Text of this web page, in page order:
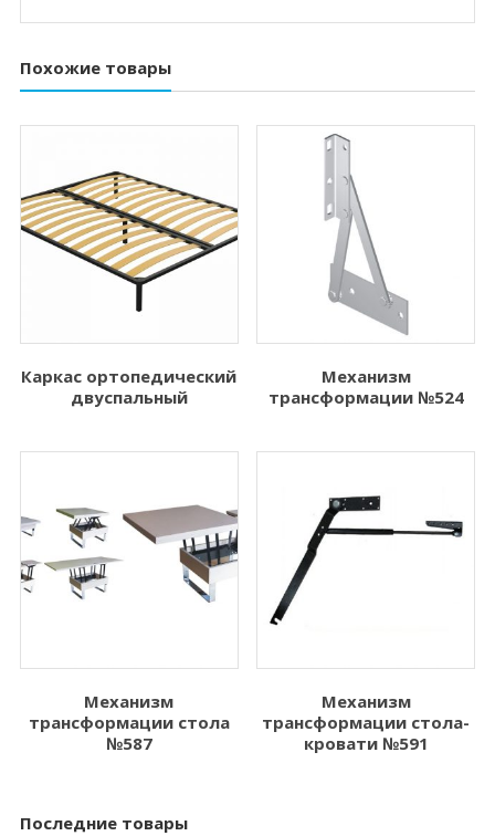
Похожие товары
Каркас ортопедический
двуспальный
Механизм
трансформации №524
Механизм
трансформации стола
№587
Механизм
трансформации стола-
кровати №591
Последние товары